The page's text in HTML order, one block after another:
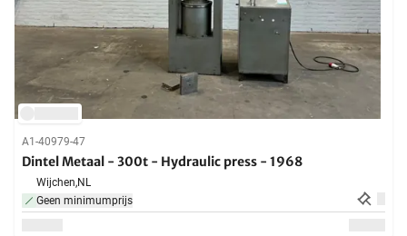
A1-40979-47
Dintel Metaal - 300t - Hydraulic press - 1968
Wijchen,NL
Geen minimumprijs